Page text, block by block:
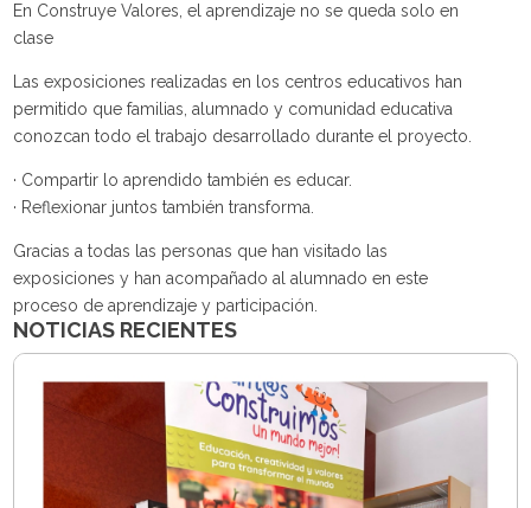
En Construye Valores, el aprendizaje no se queda solo en
clase
Las exposiciones realizadas en los centros educativos han
permitido que familias, alumnado y comunidad educativa
conozcan todo el trabajo desarrollado durante el proyecto.
· Compartir lo aprendido también es educar.
· Reflexionar juntos también transforma.
Gracias a todas las personas que han visitado las
exposiciones y han acompañado al alumnado en este
proceso de aprendizaje y participación.
NOTICIAS RECIENTES